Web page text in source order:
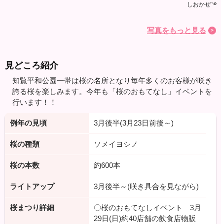
しおかぜ࿓
写真をもっと見る
見どころ紹介
知覧平和公園一帯は桜の名所となり毎年多くのお客様が咲き
誇る桜を楽しみます。今年も「桜のおもてなし」イベントを
行います！！
例年の見頃 3月後半(3月23日前後～)
桜の種類 ソメイヨシノ
桜の本数 約600本
ライトアップ 3月後半～(咲き具合を見ながら)
桜まつり詳細
〇桜のおもてなしイベント 3月
29日(日)約40店舗の飲食店物販